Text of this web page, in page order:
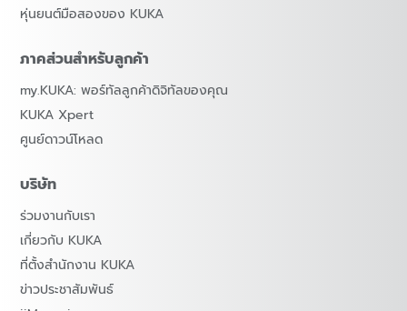
หุ่นยนต์มือสองของ KUKA
ภาคส่วนสำหรับลูกค้า
my.KUKA: พอร์ทัลลูกค้าดิจิทัลของคุณ
KUKA Xpert
ศูนย์ดาวน์โหลด
บริษัท
ร่วมงานกับเรา
เกี่ยวกับ KUKA
ที่ตั้งสำนักงาน KUKA
ข่าวประชาสัมพันธ์